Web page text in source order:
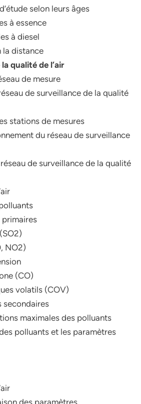
selon leurs âges
à essence
à diesel
la distance
qualité de l’air
de mesure
de surveillance de la qualité
stations de mesures
du réseau de surveillance
de surveillance de la qualité
primaires
NO2)
(CO)
volatils (COV)
secondaires
maximales des polluants
polluants et les paramètres
des paramètres